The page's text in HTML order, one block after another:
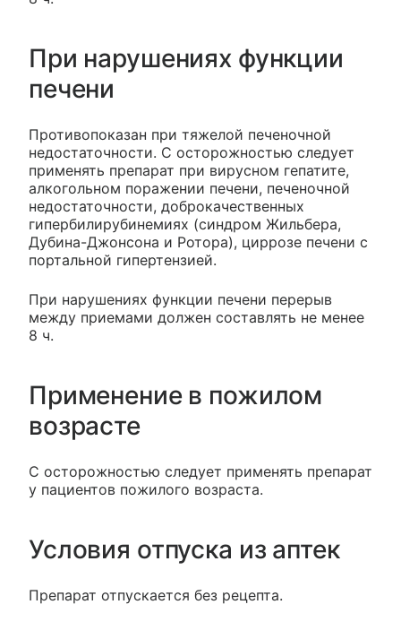
При нарушениях функции
печени
Противопоказан при тяжелой печеночной
недостаточности. С осторожностью следует
применять препарат при вирусном гепатите,
алкогольном поражении печени, печеночной
недостаточности, доброкачественных
гипербилирубинемиях (синдром Жильбера,
Дубина-Джонсона и Ротора), циррозе печени с
портальной гипертензией.
При нарушениях функции печени перерыв
между приемами должен составлять не менее
8 ч.
Применение в пожилом
возрасте
С осторожностью следует применять препарат
у пациентов пожилого возраста.
Условия отпуска из аптек
Препарат отпускается без рецепта.